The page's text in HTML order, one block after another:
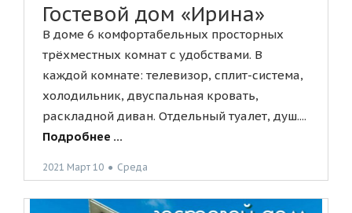
Гостевой дом «Ирина»
В доме 6 комфортабельных просторных
трёхместных комнат с удобствами. В
каждой комнате: телевизор, сплит-система,
холодильник, двуспальная кровать,
раскладной диван. Отдельный туалет, душ....
Подробнее ...
2021 Март 10 ● Среда